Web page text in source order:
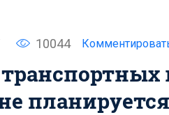
10044
планируется